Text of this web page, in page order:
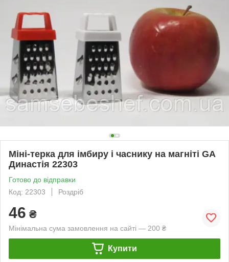
Міні-терка для імбиру і часнику на магніті GA
Династія 22303
Готово до відправки
Код: 22303
Роздріб
46 ₴
Мінімальна сума замовлення на сайті — 200 ₴
Купити